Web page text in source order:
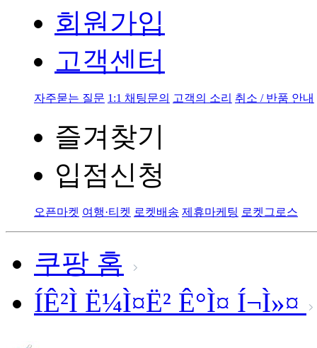
회원가입
고객센터
자주묻는 질문 1:1 채팅문의 고객의 소리 취소 / 반품 안내
즐겨찾기
입점신청
오픈마켓 여행·티켓 로켓배송 제휴마케팅 로켓그로스
쿠팡 홈
ÍÊ²Ì Ë¼Ì¤Ë² Ê°Ì¤ Í¬Ì»¤